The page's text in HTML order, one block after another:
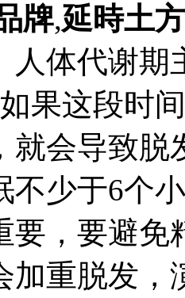
牌,延時土方
人体代谢期
果这段时
就会导致脱
不少于6个
要，要避免
加重脱发，